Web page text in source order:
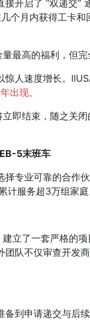
开启了 “双递交”
个月内获得工卡
最高的福利，但完
人速度增长。
出现。
结束，随之关闭
5末班车
专业可靠的合作
计服务超3万组家
立了一套严格的
团队不仅审查开发
到申请递交与后